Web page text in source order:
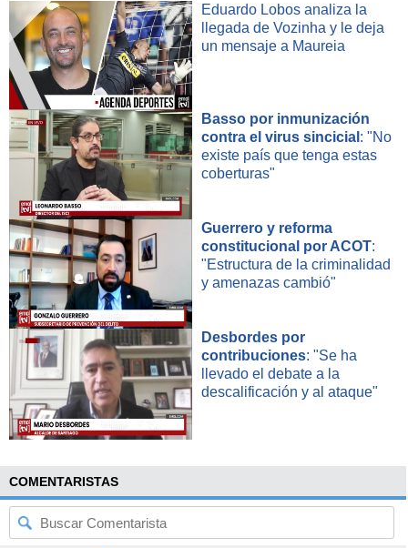
Eduardo Lobos analiza la
llegada de Vozinha y le deja
un mensaje a Maureia
Basso por inmunización
contra el virus sincicial : "No
existe país que tenga estas
coberturas"
Guerrero y reforma
constitucional por ACOT:
"Estructura de la criminalidad
y amenazas cambió"
Desbordes por
contribuciones: "Se ha
llevado el debate a la
descalificación y al ataque"
COMENTARISTAS